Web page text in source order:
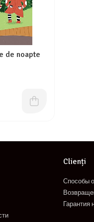
de noapte
Clienți
Способы
Гарантия